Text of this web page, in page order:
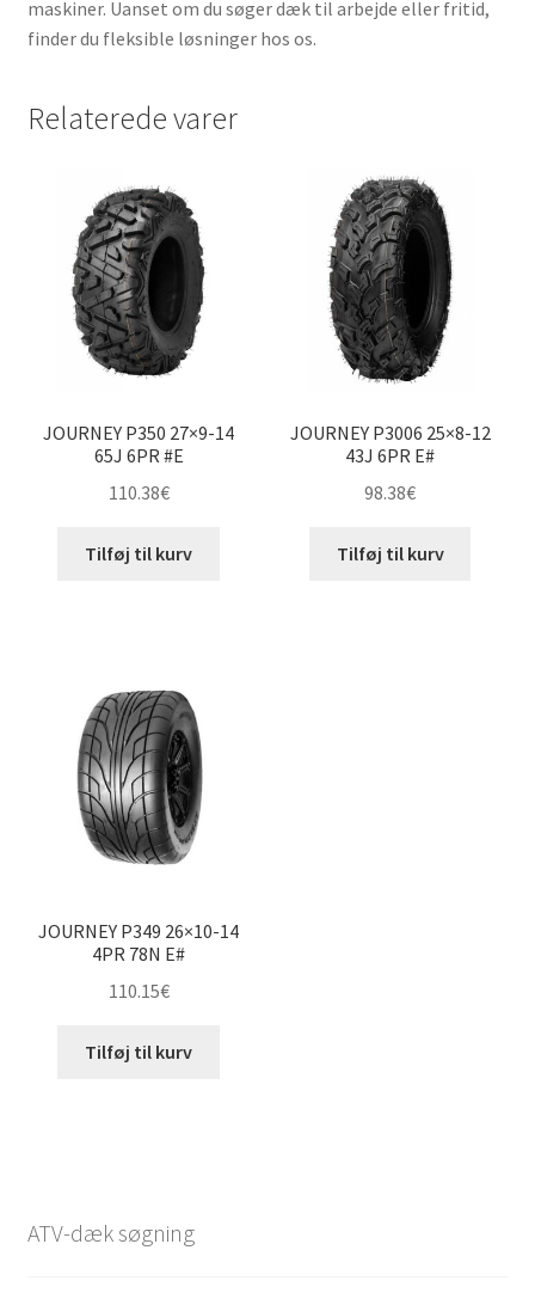
maskiner. Uanset om du søger dæk til arbejde eller fritid,
finder du fleksible løsninger hos os.
Relaterede varer
JOURNEY P350 27×9-14
65J 6PR #E
110.38€
Tilføj til kurv
JOURNEY P3006 25×8-12
43J 6PR E#
98.38€
Tilføj til kurv
JOURNEY P349 26×10-14
4PR 78N E#
110.15€
Tilføj til kurv
ATV-dæk søgning